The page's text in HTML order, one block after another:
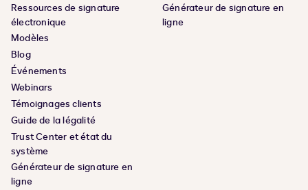
Ressources de signature
électronique
Modèles
Blog
Événements
Webinars
Témoignages clients
Guide de la légalité
Trust Center et état du
système
Générateur de signature en
ligne
Générateur de signature en
ligne